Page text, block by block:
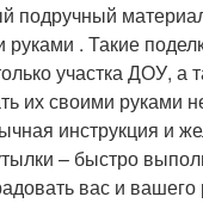
подручный
руками . Такие
участка ДОУ, а
их своими руками
инструкция и
– быстро
вас и